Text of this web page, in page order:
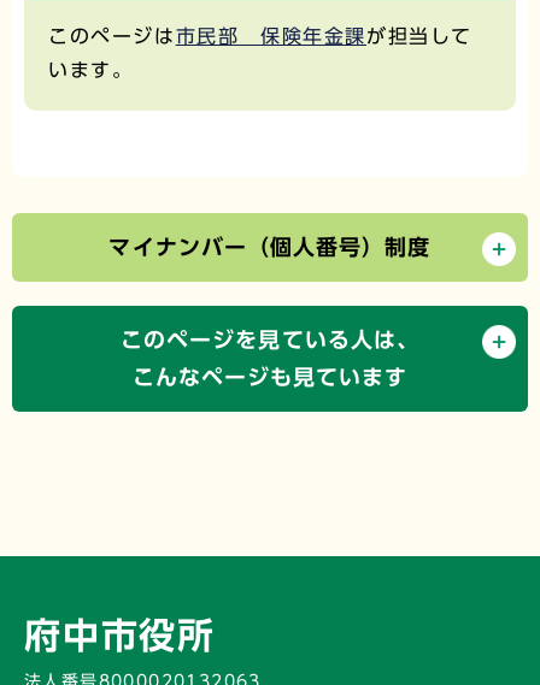
このページは市民部 保険年金課が担当して
います。
マイナンバー（個人番号）制度
このページを見ている人は、
こんなページも見ています
府中市役所